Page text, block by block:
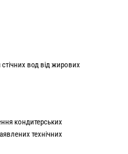
вод від жирових
кондитерських
технічних